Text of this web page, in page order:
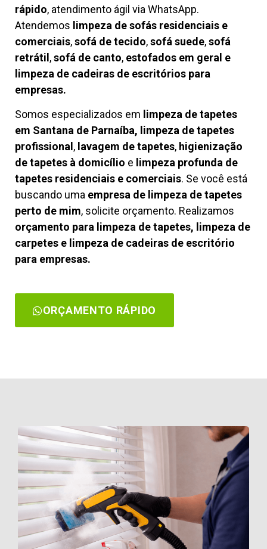
rápido, atendimento ágil via WhatsApp.
Atendemos limpeza desofás residenciais e
comerciais,sofá de tecido,sofá suede,sofá
retrátil,sofá de canto, estofados em geral e
limpeza de cadeiras de escritórios para
empresas.
Somos especializados em limpeza de tapetes
em Santana de Parnaíba, limpeza de tapetes
profissional , lavagem de tapetes, higienização
de tapetes à domicílio e limpeza profunda de
tapetes residenciais e comerciais. Se você está
buscando uma empresa de limpeza de tapetes
perto de mim, solicite orçamento. Realizamos
orçamento para limpeza de tapetes, limpeza de
carpetes e limpeza de cadeiras de escritório
para empresas.
ORÇAMENTO RÁPIDO